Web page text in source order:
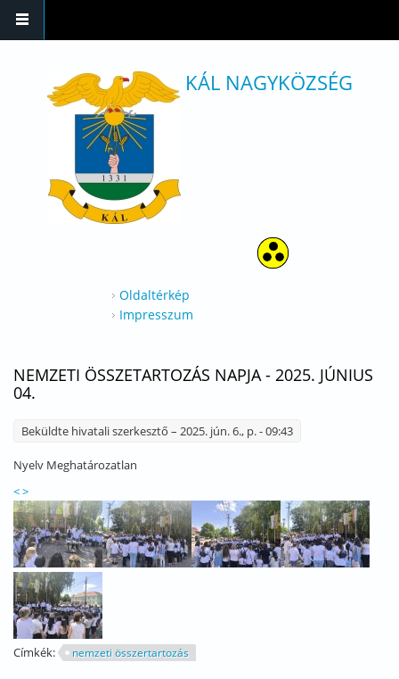
KÁL NAGYKÖZSÉG
Oldaltérkép
Impresszum
NEMZETI ÖSSZETARTOZÁS NAPJA - 2025. JÚNIUS
04.
Beküldte hivatali szerkesztő – 2025. jún. 6., p. - 09:43
Nyelv Meghatározatlan
<>
Címkék: nemzeti összertartozás